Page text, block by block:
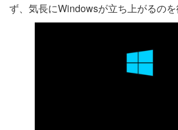
ず、気長にWindowsが立ち上がるのを